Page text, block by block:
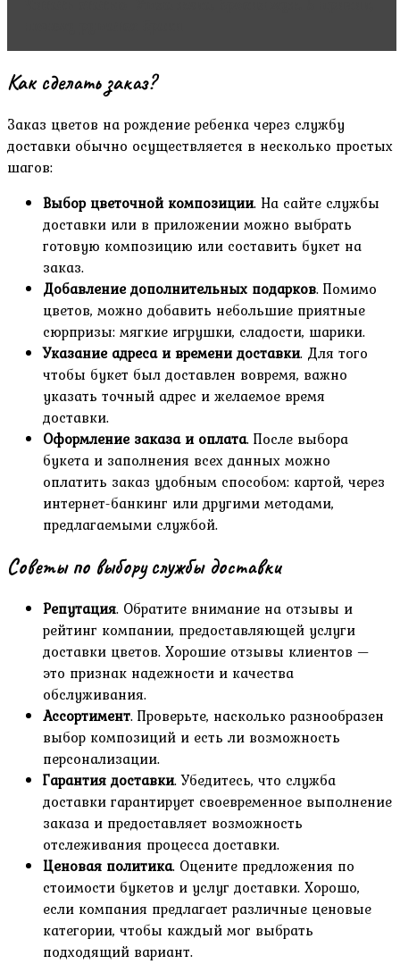
Как сделать заказ?
Заказ цветов на рождение ребенка через службу
доставки обычно осуществляется в несколько простых
шагов:
Выбор цветочной композиции. На сайте службы
доставки или в приложении можно выбрать
готовую композицию или составить букет на
заказ.
Добавление дополнительных подарков. Помимо
цветов, можно добавить небольшие приятные
сюрпризы: мягкие игрушки, сладости, шарики.
Указание адреса и времени доставки. Для того
чтобы букет был доставлен вовремя, важно
указать точный адрес и желаемое время
доставки.
Оформление заказа и оплата. После выбора
букета и заполнения всех данных можно
оплатить заказ удобным способом: картой, через
интернет-банкинг или другими методами,
предлагаемыми службой.
Советы по выбору службы доставки
Репутация. Обратите внимание на отзывы и
рейтинг компании, предоставляющей услуги
доставки цветов. Хорошие отзывы клиентов —
это признак надежности и качества
обслуживания.
Ассортимент. Проверьте, насколько разнообразен
выбор композиций и есть ли возможность
персонализации.
Гарантия доставки. Убедитесь, что служба
доставки гарантирует своевременное выполнение
заказа и предоставляет возможность
отслеживания процесса доставки.
Ценовая политика. Оцените предложения по
стоимости букетов и услуг доставки. Хорошо,
если компания предлагает различные ценовые
категории, чтобы каждый мог выбрать
подходящий вариант.